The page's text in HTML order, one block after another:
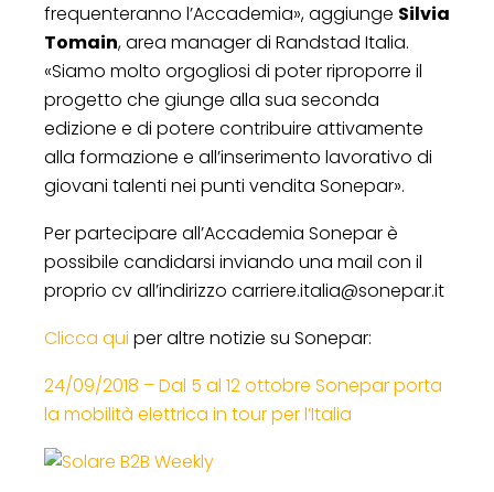
frequenteranno l’Accademia», aggiunge Silvia
Tomain, area manager di Randstad Italia.
«Siamo molto orgogliosi di poter riproporre il
progetto che giunge alla sua seconda
edizione e di potere contribuire attivamente
alla formazione e all’inserimento lavorativo di
giovani talenti nei punti vendita Sonepar».
Per partecipare all’Accademia Sonepar è
possibile candidarsi inviando una mail con il
proprio cv all’indirizzo carriere.italia@sonepar.it
Clicca qui per altre notizie su Sonepar:
24/09/2018 – Dal 5 al 12 ottobre Sonepar porta
la mobilità elettrica in tour per l’Italia